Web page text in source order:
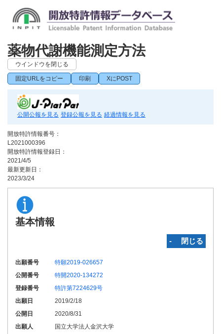
薬物代謝機能測定方法
ウインドウを閉じる
固定URLをコピー 印刷 XにPOST
公開公報を見る 登録公報を見る 経過情報を見る
開放特許情報番号：
L2021000396
開放特許情報登録日：
2021/4/5
最新更新日：
2023/3/24
基本情報
‐ 閉じる
出願番号
特願2019-026657
公開番号
特開2020-134272
登録番号
特許第7224629号
出願日
2019/2/18
公開日
2020/8/31
出願人
国立大学法人金沢大学